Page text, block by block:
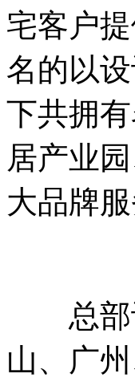
宅客户
名的以
下共拥
居产业
大品牌服
总部设
山、广